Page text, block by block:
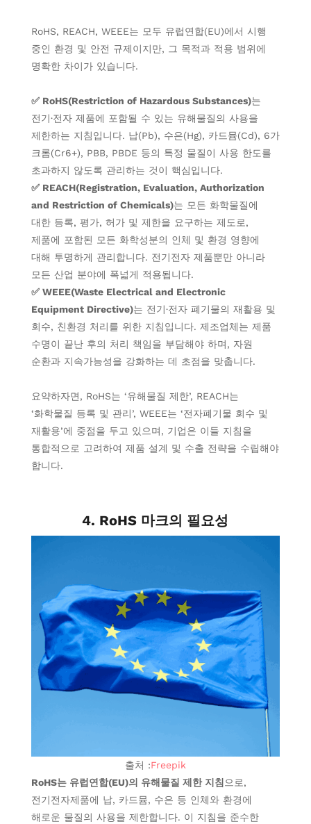
RoHS, REACH, WEEE는 모두 유럽연합(EU)에서 시행
중인 환경 및 안전 규제이지만, 그 목적과 적용 범위에
명확한 차이가 있습니다.
✅ RoHS(Restriction of Hazardous Substances)는
전기·전자 제품에 포함될 수 있는 유해물질의 사용을
제한하는 지침입니다. 납(Pb), 수은(Hg), 카드뮴(Cd), 6가
크롬(Cr6+), PBB, PBDE 등의 특정 물질이 사용 한도를
초과하지 않도록 관리하는 것이 핵심입니다.
✅ REACH(Registration, Evaluation, Authorization
and Restriction of Chemicals)는 모든 화학물질에
대한 등록, 평가, 허가 및 제한을 요구하는 제도로,
제품에 포함된 모든 화학성분의 인체 및 환경 영향에
대해 투명하게 관리합니다. 전기전자 제품뿐만 아니라
모든 산업 분야에 폭넓게 적용됩니다.
✅ WEEE(Waste Electrical and Electronic
Equipment Directive)는 전기·전자 폐기물의 재활용 및
회수, 친환경 처리를 위한 지침입니다. 제조업체는 제품
수명이 끝난 후의 처리 책임을 부담해야 하며, 자원
순환과 지속가능성을 강화하는 데 초점을 맞춥니다.
요약하자면, RoHS는 ‘유해물질 제한’, REACH는
‘화학물질 등록 및 관리’, WEEE는 ‘전자폐기물 회수 및
재활용’에 중점을 두고 있으며, 기업은 이들 지침을
통합적으로 고려하여 제품 설계 및 수출 전략을 수립해야
합니다.
4. RoHS 마크의 필요성
출처 :Freepik
RoHS는 유럽연합(EU)의 유해물질 제한 지침 으로,
전기전자제품에 납, 카드뮴, 수은 등 인체와 환경에
해로운 물질의 사용을 제한합니다. 이 지침을 준수한